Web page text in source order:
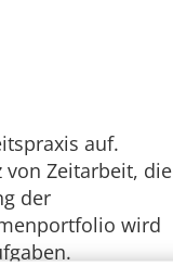
auf.
von Zeitarbeit, die
der
wird